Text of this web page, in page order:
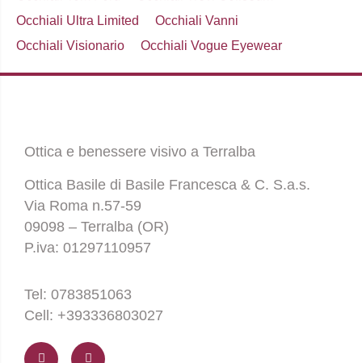
Occhiali Ultra Limited
Occhiali Vanni
Occhiali Visionario
Occhiali Vogue Eyewear
Ottica e benessere visivo a Terralba
Ottica Basile di Basile Francesca & C. S.a.s.
Via Roma n.57-59
09098 – Terralba (OR)
P.iva: 01297110957
Tel: 0783851063
Cell: +393336803027
a
c
n
s